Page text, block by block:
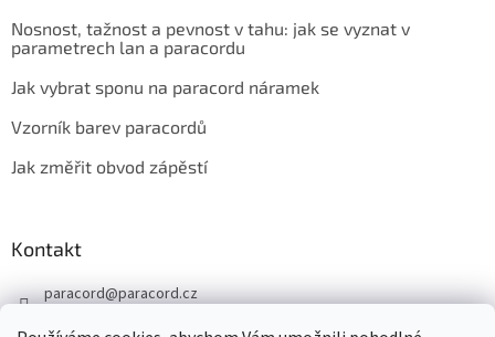
Nosnost, tažnost a pevnost v tahu: jak se vyznat v
parametrech lan a paracordu
Jak vybrat sponu na paracord náramek
Vzorník barev paracordů
Jak změřit obvod zápěstí
Kontakt
paracord@paracord.cz
+420 603 230 467